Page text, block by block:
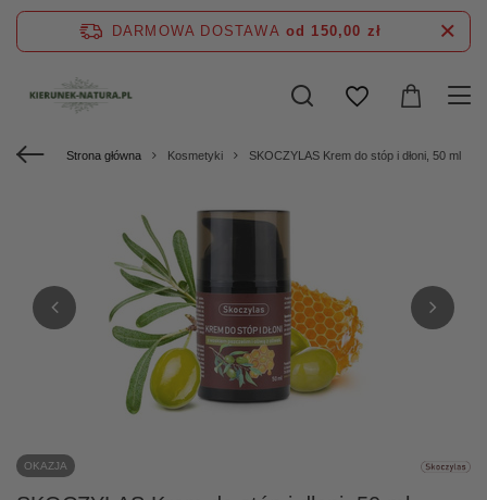
DARMOWA DOSTAWA od 150,00 zł
Strona główna Kosmetyki SKOCZYLAS Krem do stóp i dłoni, 50 ml
OKAZJA